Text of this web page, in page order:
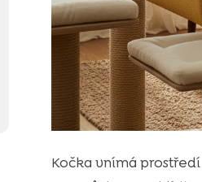
Kočka vnímá